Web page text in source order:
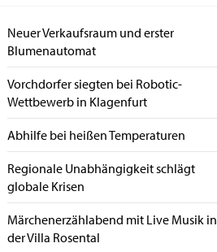
Neuer Verkaufsraum und erster
Blumenautomat
Vorchdorfer siegten bei Robotic-
Wettbewerb in Klagenfurt
Abhilfe bei heißen Temperaturen
Regionale Unabhängigkeit schlägt
globale Krisen
Märchenerzählabend mit Live Musik in
der Villa Rosental